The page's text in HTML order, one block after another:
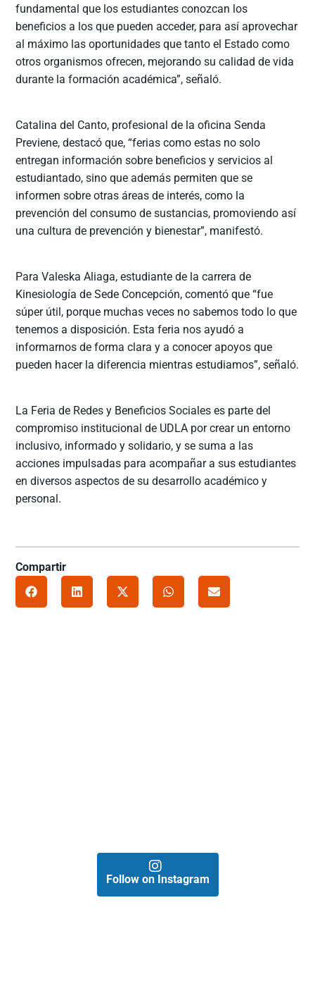
fundamental que los estudiantes conozcan los
beneficios a los que pueden acceder, para así aprovechar
al máximo las oportunidades que tanto el Estado como
otros organismos ofrecen, mejorando su calidad de vida
durante la formación académica”, señaló.
Catalina del Canto, profesional de la oficina Senda
Previene, destacó que, “ferias como estas no solo
entregan información sobre beneficios y servicios al
estudiantado, sino que además permiten que se
informen sobre otras áreas de interés, como la
prevención del consumo de sustancias, promoviendo así
una cultura de prevención y bienestar”, manifestó.
Para Valeska Aliaga, estudiante de la carrera de
Kinesiología de Sede Concepción, comentó que “fue
súper útil, porque muchas veces no sabemos todo lo que
tenemos a disposición. Esta feria nos ayudó a
informarnos de forma clara y a conocer apoyos que
pueden hacer la diferencia mientras estudiamos”, señaló.
La Feria de Redes y Beneficios Sociales es parte del
compromiso institucional de UDLA por crear un entorno
inclusivo, informado y solidario, y se suma a las
acciones impulsadas para acompañar a sus estudiantes
en diversos aspectos de su desarrollo académico y
personal.
Compartir
Follow on Instagram